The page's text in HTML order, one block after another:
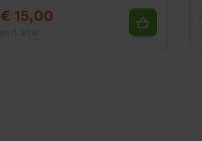
€ 15,00